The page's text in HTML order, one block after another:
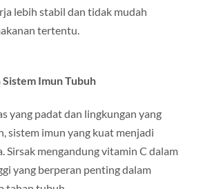
lebih stabil dan tidak mudah
tertentu.
Imun Tubuh
yang padat dan lingkungan yang
sistem imun yang kuat menjadi
Sirsak mengandung vitamin C dalam
yang berperan penting dalam